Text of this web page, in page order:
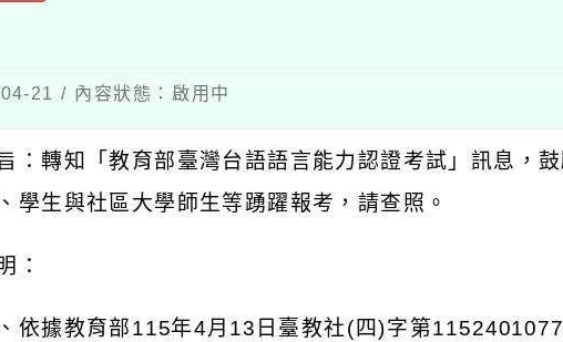
21 / 內容狀態：啟用中
：轉知「教育部臺灣台語語言能力認證考試」訊息，
學生與社區大學師生等踴躍報考，請查照。
：
依據教育部115年4月 13 日臺教社( 四)字第